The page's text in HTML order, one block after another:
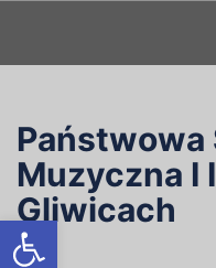
Otwórz
Państwowa
Muzyczna I
Gliwicach